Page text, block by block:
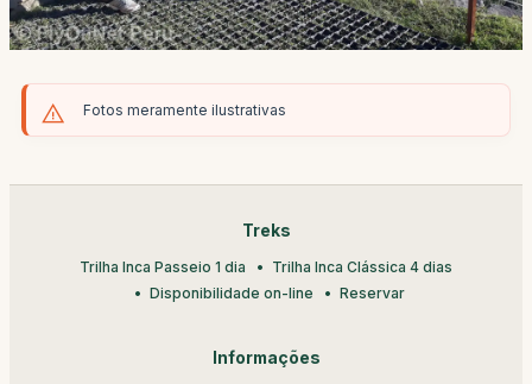
Fotos meramente ilustrativas
Treks
Trilha Inca Passeio 1 dia
Trilha Inca Clássica 4 dias
Disponibilidade on-line
Reservar
Informações